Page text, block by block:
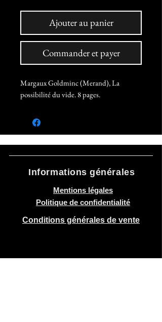
Ajouter au panier
Commander et payer
Margaux Goldminc (Merand), La
possibilité du vide. 8 pages.
Informations générales
Mentions légales
Politique de confidentialité
Conditions générales de vente